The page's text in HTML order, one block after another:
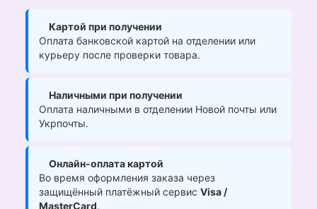
Картой при получении
Оплата банковской картой на отделении или
курьеру после проверки товара.
Наличными при получении
Оплата наличными в отделении Новой почты или
Укрпочты.
Онлайн-оплата картой
Во время оформления заказа через
защищённый платёжный сервис Visa /
MasterCard.